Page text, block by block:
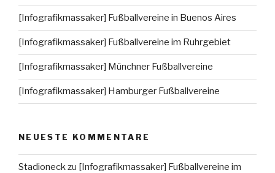
[Infografikmassaker] Fußballvereine in Buenos Aires
[Infografikmassaker] Fußballvereine im Ruhrgebiet
[Infografikmassaker] Münchner Fußballvereine
[Infografikmassaker] Hamburger Fußballvereine
NEUESTE KOMMENTARE
Stadioneckzu [Infografikmassaker] Fußballvereine im